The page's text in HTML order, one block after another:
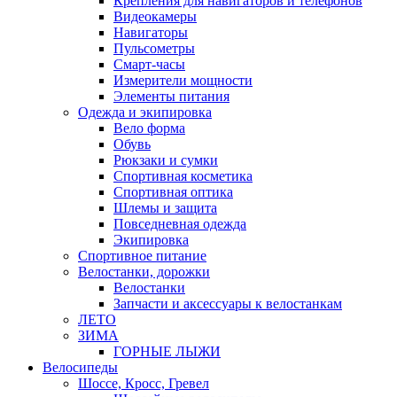
Видеокамеры
Навигаторы
Пульсометры
Смарт-часы
Измерители мощности
Элементы питания
Одежда и экипировка
Вело форма
Обувь
Рюкзаки и сумки
Спортивная косметика
Спортивная оптика
Шлемы и защита
Повседневная одежда
Экипировка
Спортивное питание
Велостанки, дорожки
Велостанки
Запчасти и аксессуары к велостанкам
ЛЕТО
ЗИМА
ГОРНЫЕ ЛЫЖИ
Велосипеды
Шоссе, Кросс, Гревел